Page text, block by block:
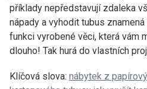
příklady nepředstavují zdaleka
nápady a vyhodit tubus
funkci vyrobené věci, která vám
dlouho! Tak hurá do vlastních
Klíčová slova: nábytek z